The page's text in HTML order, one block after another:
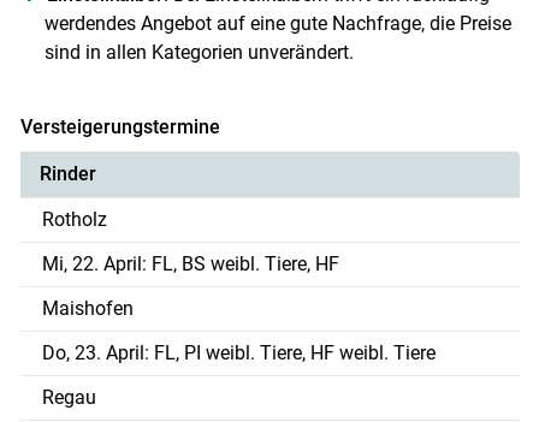
werdendes Angebot auf eine gute Nachfrage, die Preise
sind in allen Kategorien unverändert.
Versteigerungstermine
Rinder
Rotholz
Mi, 22. April: FL, BS weibl. Tiere, HF
Maishofen
Do, 23. April: FL, PI weibl. Tiere, HF weibl. Tiere
Regau